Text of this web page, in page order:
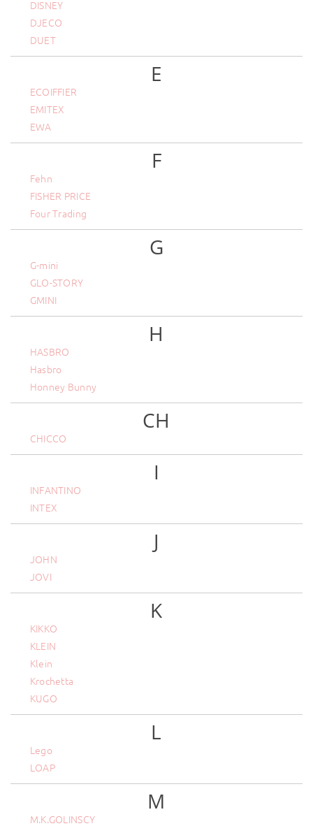
DISNEY
DJECO
DUET
E
ECOIFFIER
EMITEX
EWA
F
Fehn
FISHER PRICE
Four Trading
G
G-mini
GLO-STORY
GMINI
H
HASBRO
Hasbro
Honney Bunny
CH
CHICCO
I
INFANTINO
INTEX
J
JOHN
JOVI
K
KIKKO
KLEIN
Klein
Krochetta
KUGO
L
Lego
LOAP
M
M.K.GOLINSCY